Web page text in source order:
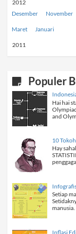
2012
Desember November
Maret Januari
2011
Populer
Hai hai
and
10
Hay
Setiap
Inflasi